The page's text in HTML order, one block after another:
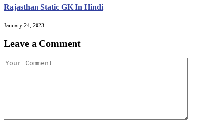
Rajasthan Static GK In Hindi
January 24, 2023
Leave a Comment